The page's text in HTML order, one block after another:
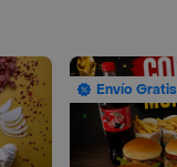
Envío Gratis